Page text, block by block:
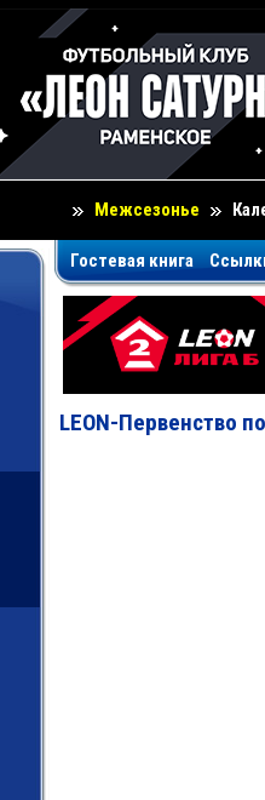
Межсезонье
Гостевая книга
LEON-Первенство